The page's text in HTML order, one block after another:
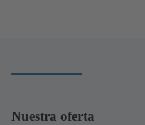
Nuestra oferta